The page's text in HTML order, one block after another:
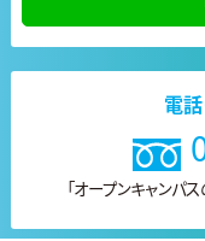
電
「オープンキャンパ